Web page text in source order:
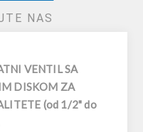
NAS
VENTIL SA
DISKOM ZA
(od 1/2" do